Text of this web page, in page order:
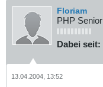
Floriam
PHP Senior
Dabei seit:
13.04.2004, 13:52